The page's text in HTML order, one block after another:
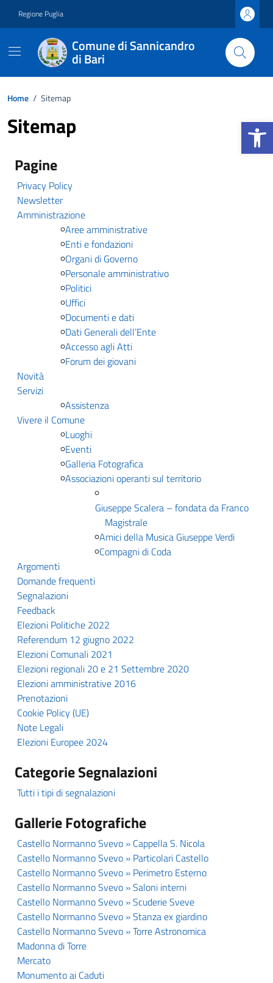
Regione Puglia
Comune di Sannicandro
di Bari
Home / Sitemap
Sitemap
Pagine
Privacy Policy
Newsletter
Amministrazione
Aree amministrative
Enti e fondazioni
Organi di Governo
Personale amministrativo
Politici
Uffici
Documenti e dati
Dati Generali dell’Ente
Accesso agli Atti
Forum dei giovani
Novità
Servizi
Assistenza
Vivere il Comune
Luoghi
Eventi
Galleria Fotografica
Associazioni operanti sul territorio
Giuseppe Scalera – fondata da Franco
Magistrale
Amici della Musica Giuseppe Verdi
Compagni di Coda
Argomenti
Domande frequenti
Segnalazioni
Feedback
Elezioni Politiche 2022
Referendum 12 giugno 2022
Elezioni Comunali 2021
Elezioni regionali 20 e 21 Settembre 2020
Elezioni amministrative 2016
Prenotazioni
Cookie Policy (UE)
Note Legali
Elezioni Europee 2024
Categorie Segnalazioni
Tutti i tipi di segnalazioni
Gallerie Fotografiche
Castello Normanno Svevo » Cappella S. Nicola
Castello Normanno Svevo » Particolari Castello
Castello Normanno Svevo » Perimetro Esterno
Castello Normanno Svevo » Saloni interni
Castello Normanno Svevo » Scuderie Sveve
Castello Normanno Svevo » Stanza ex giardino
Castello Normanno Svevo » Torre Astronomica
Madonna di Torre
Mercato
Monumento ai Caduti
Apri la